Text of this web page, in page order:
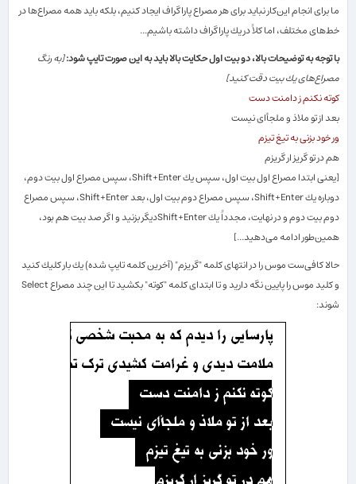
ما برای انجام این‌كار نباید برای هر مصراع پاراگراف ایجاد كنیم، بلكه باید همه مصراع‌ها در
خط‌های مختلف، اما كلاً در یك پاراگراف داشته باشیم...
با توجه به توضیحات بالا، دو بیت اول حكایت بالا باید به این صورت تایپ شود:[به رنگ
مصراع‌های یك بیت دقت كنید]
كوته نكنم ز دامنت دست
بعد از تو ملاذ و ملجأای نیست
ور خود بزنی به تیغ تیزم
هم در تو گریز ار گریزم
[یعنی ابتدا مصراع اول بیت اول، سپس یكShift+Enter، سپس مصراع اول بیت دوم،
دوباره یكShift+Enter، سپس مصراع دوم بیت اول، بعدShift+Enter، سپس مصراع
دوم بیت دوم و در نهایت، مجدداً یكShift+Enterدیگر بزنید و اگر صد بیت هم بود،
همین‌طور ادامه می‌دهید...]
حالا كافی‌ست موس را در انتهای كلمه "گریزم" (آخرین كلمه تایپ شده) یك بار كلیك كنید
و كلید موس را پایین نگه دارید و تا ابتدای كلمه "كوته" بكشید تا این چند مصراعSelect
شوند: